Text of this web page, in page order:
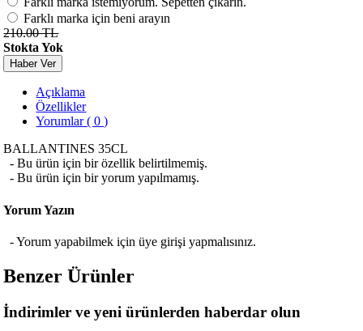
Farklı marka için beni arayın
210.00 TL
Stokta Yok
Haber Ver
Açıklama
Özellikler
Yorumlar ( 0 )
BALLANTINES 35CL
- Bu ürün için bir özellik belirtilmemiş.
- Bu ürün için bir yorum yapılmamış.
Yorum Yazın
- Yorum yapabilmek için üye girişi yapmalısınız.
Benzer Ürünler
İndirimler ve yeni ürünlerden haberdar olun